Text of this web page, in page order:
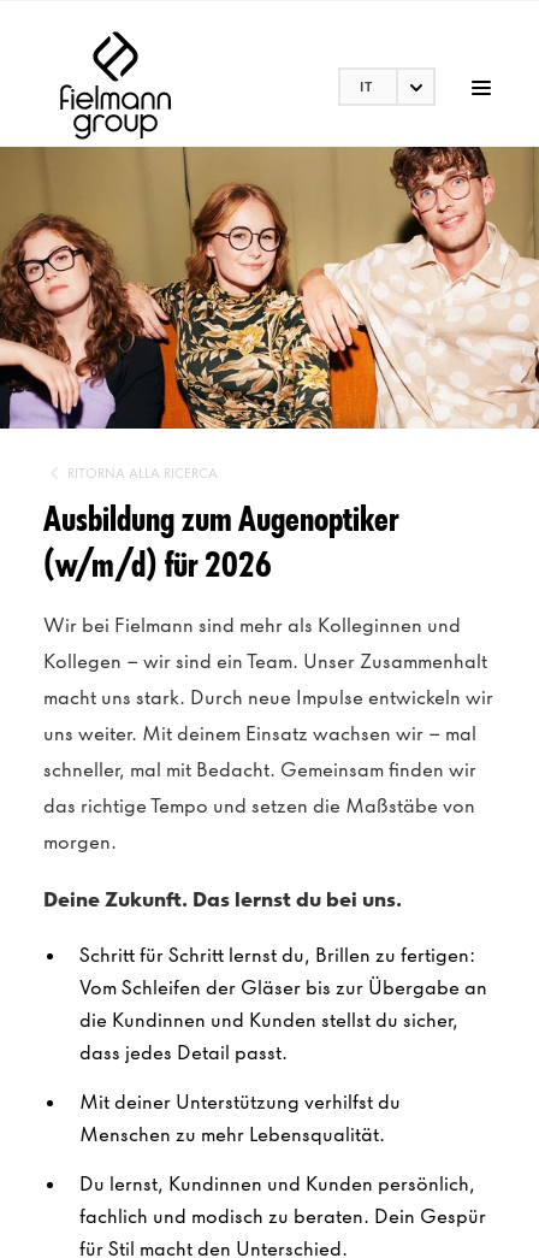
IT
RITORNA ALLA RICERCA
Ausbildung zum Augenoptiker
(w/m/d) für 2026
Wir bei Fielmann sind mehr als Kolleginnen und
Kollegen – wir sind ein Team. Unser Zusammenhalt
macht uns stark. Durch neue Impulse entwickeln wir
uns weiter. Mit deinem Einsatz wachsen wir – mal
schneller, mal mit Bedacht. Gemeinsam finden wir
das richtige Tempo und setzen die Maßstäbe von
morgen.
Deine Zukunft. Das lernst du bei uns.
Schritt für Schritt lernst du, Brillen zu fertigen:
Vom Schleifen der Gläser bis zur Übergabe an
die Kundinnen und Kunden stellst du sicher,
dass jedes Detail passt.
Mit deiner Unterstützung verhilfst du
Menschen zu mehr Lebensqualität.
Du lernst, Kundinnen und Kunden persönlich,
fachlich und modisch zu beraten. Dein Gespür
für Stil macht den Unterschied.